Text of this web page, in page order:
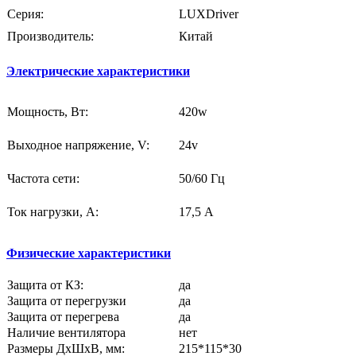
Серия:
LUXDriver
Производитель:
Китай
Электрические характеристики
Мощность, Вт: 420w
Выходное напряжение, V: 24v
Частота сети: 50/60 Гц
Ток нагрузки, A: 17,5 А
Физические характеристики
Защита от КЗ:
да
Защита от перегрузки
да
Защита от перегрева
да
Наличие вентилятора
нет
Размеры ДхШхВ, мм:
215*115*30